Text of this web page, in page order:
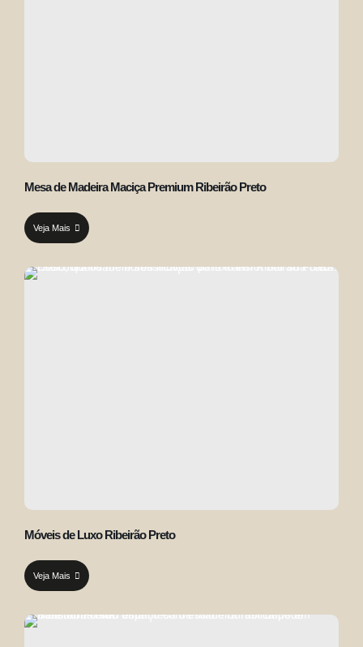
Mesa de Madeira Maciça Premium Ribeirão Preto
Veja Mais
Móveis de Luxo Ribeirão Preto
Veja Mais